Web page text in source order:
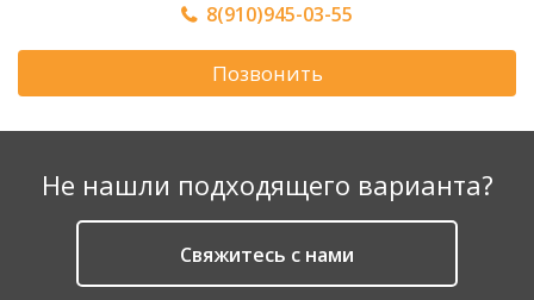
8(910)945-03-55
Позвонить
Не нашли подходящего варианта?
Cвяжитесь с нами